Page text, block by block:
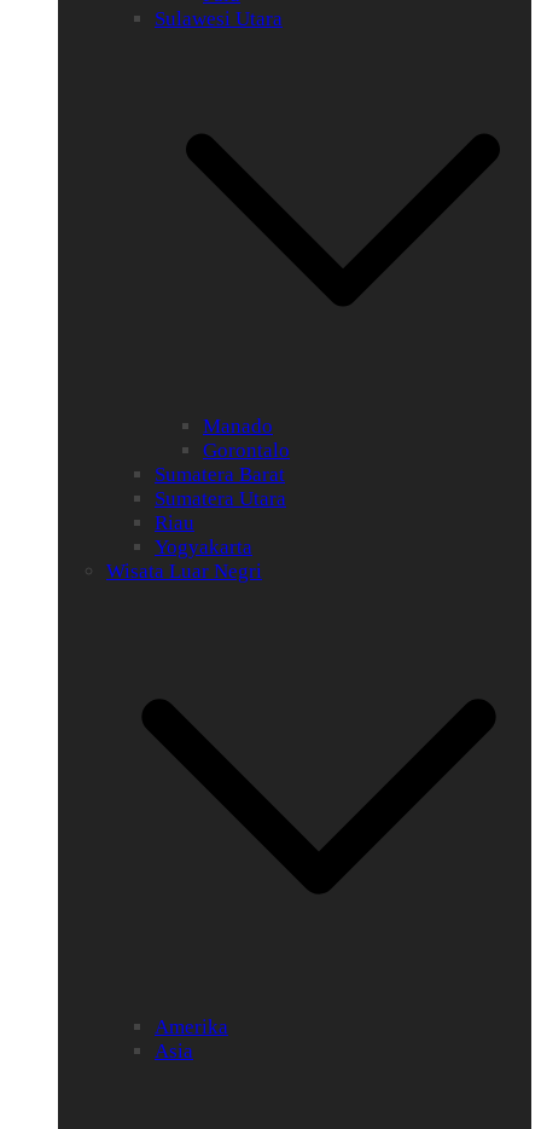
Sulawesi Utara
Manado
Gorontalo
Sumatera Barat
Sumatera Utara
Riau
Yogyakarta
Wisata Luar Negri
Amerika
Asia